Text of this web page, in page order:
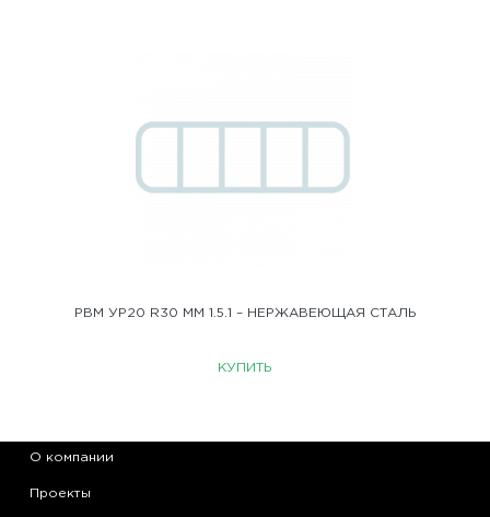
РВМ УР20 R30 ММ 1.5.1 – НЕРЖАВЕЮЩАЯ СТАЛЬ
КУПИТЬ
О компании
Проекты